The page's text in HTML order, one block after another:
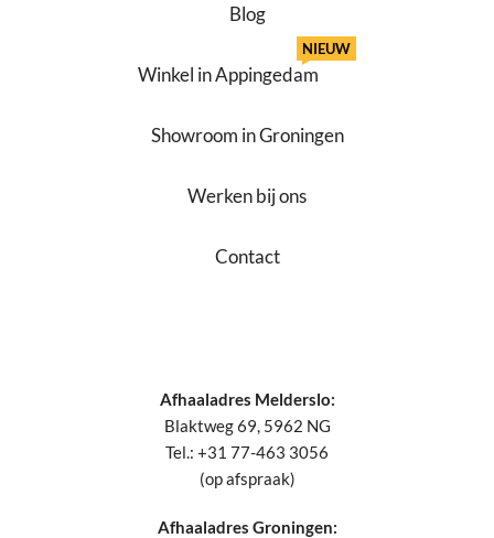
Blog
Winkel in Appingedam
NIEUW
Showroom in Groningen
Werken bij ons
Contact
Afhaaladres Melderslo:
Blaktweg 69, 5962 NG
Tel.: +31 77-463 3056
(op afspraak)
Afhaaladres Groningen: